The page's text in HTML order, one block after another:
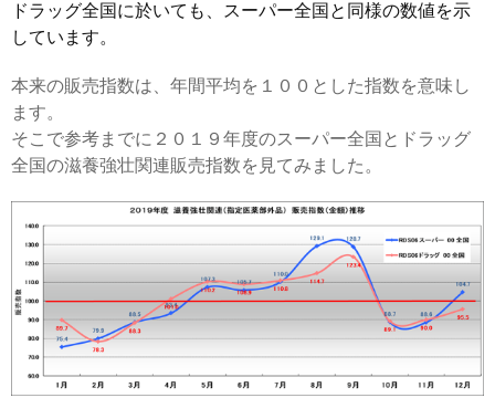
ドラッグ全国に於いても、スーパー全国と同様の数値を示
しています。
本来の販売指数は、年間平均を１００とした指数を意味し
ます。
そこで参考までに２０１９年度のスーパー全国とドラッグ
全国の滋養強壮関連販売指数を見てみました。